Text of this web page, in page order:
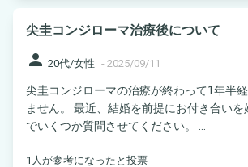
尖圭コンジローマ治療後について
person 20代/女性 - 2025/09/11
尖圭コンジローマの治療が終わって1年半
ません。 最近、結婚を前提にお付き合い
1人が参考になったと投票